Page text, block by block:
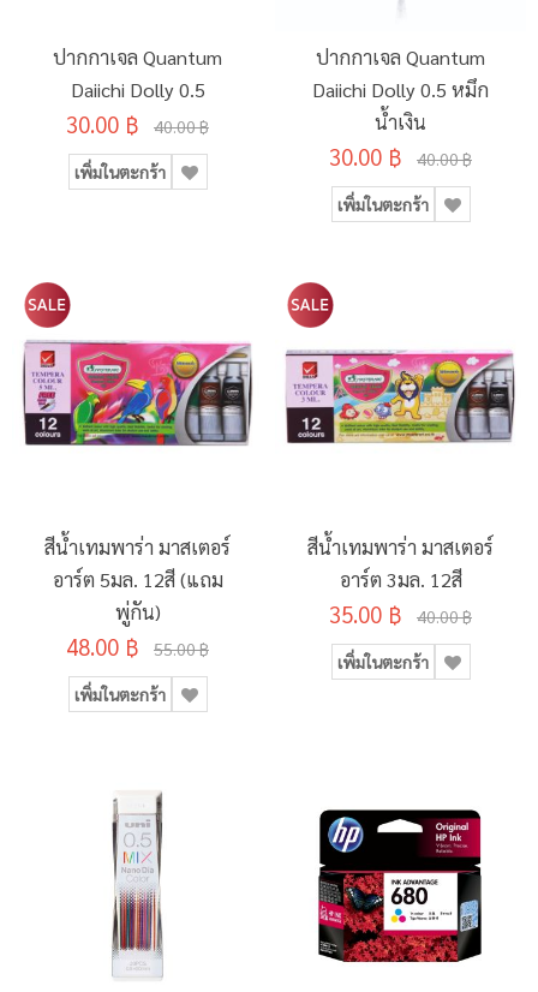
ปากกาเจล Quantum
Daiichi Dolly 0.5
30.00 ฿ 40.00 ฿
เพิ่มในตะกร้า
ปากกาเจล Quantum
Daiichi Dolly 0.5 หมึก
น้ำเงิน
30.00 ฿ 40.00 ฿
เพิ่มในตะกร้า
สีน้ำเทมพาร่า มาสเตอร์
อาร์ต 5มล. 12สี (แถม
พู่กัน)
48.00 ฿ 55.00 ฿
เพิ่มในตะกร้า
สีน้ำเทมพาร่า มาสเตอร์
อาร์ต 3มล. 12สี
35.00 ฿ 40.00 ฿
เพิ่มในตะกร้า